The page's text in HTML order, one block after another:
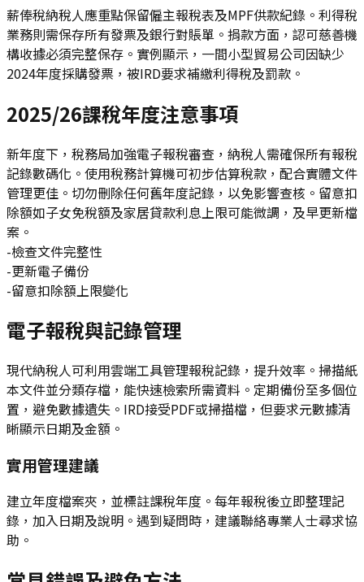
薪俸稅納稅人應重點保留僱主報稅表及MPF供款紀錄。利得稅
業務則需保存所有發票及銀行對賬單。捐款方面，認可慈善機
構收據必須完整保存。實例顯示，一間小型貿易公司因缺少
2024年度採購發票，被IRD要求補繳利得稅及罰款。
2025/26課稅年度注意事項
新年度下，稅務局加強電子報稅審查，納稅人需確保所有報稅
記錄數碼化。使用稅務計算機可初步估算稅款，配合實體文件
管理更佳。切勿刪除任何舊年度記錄，以免影響查核。留意扣
除額如子女免稅額及家居貸款利息上限可能微調，及早更新檔
案。
-檢查文件完整性
-更新電子備份
-留意扣除額上限變化
電子報稅與記錄管理
現代納稅人可利用雲端工具管理報稅記錄，提升效率。掃描紙
本文件並分類存檔，能快速檢索所需資料。定期備份至多個位
置，避免數據遺失。IRD接受PDF或掃描檔，但要求元數據清
晰顯示日期及金額。
實用管理建議
建立年度檔案夾，並標註課稅年度。每年報稅後立即整理記
錄，加入日期及說明。遇到疑問時，建議聯絡專業人士尋求協
助。